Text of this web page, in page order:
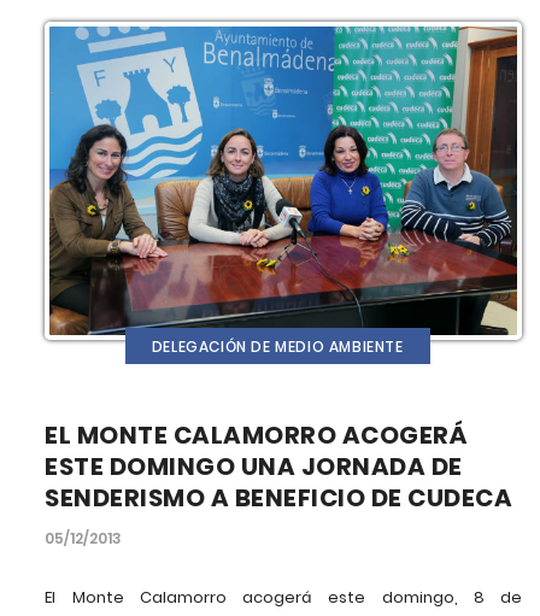
DELEGACIÓN DE MEDIO AMBIENTE
EL MONTE CALAMORRO ACOGERÁ
ESTE DOMINGO UNA JORNADA DE
SENDERISMO A BENEFICIO DE CUDECA
05/12/2013
El Monte Calamorro acogerá este domingo, 8 de